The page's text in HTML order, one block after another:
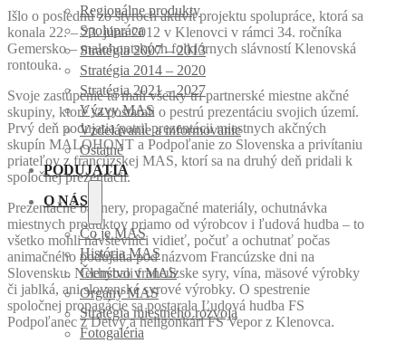
Regionálne produkty
Spolupráca
Stratégia 2007 – 2013
Stratégia 2014 – 2020
Stratégia 2021 – 2027
Výzvy MAS
Vzdelávanie a informovanie
Ostatné
PODUJATIA
O NÁS
Čo je MAS
História MAS
Členstvo v MAS
Orgány MAS
Stratégia miestneho rozvoja
Fotogaléria
Išlo o poslednú zo štyroch aktivít projektu spolupráce, ktorá sa
konala 22. – 23. júna 2012 v Klenovci v rámci 34. ročníka
Gemersko – malohontských folklórnych slávností Klenovská
rontouka.
Svoje zastúpenie tu mali všetky tri partnerské miestne akčné
skupiny, ktoré sa postarali o pestrú prezentáciu svojich území.
Prvý deň podujatia patril prezentácii miestnych akčných
skupín MALOHONT a Podpoľanie zo Slovenska a privítaniu
priateľov z francúzskej MAS, ktorí sa na druhý deň pridali k
spoločnej prezentácii.
Prezentačné bannery, propagačné materiály, ochutnávka
miestnych produktov priamo od výrobcov i ľudová hudba – to
všetko mohli návštevníci vidieť, počuť a ochutnať počas
animačného podujatia pod názvom Francúzske dni na
Slovensku. Nechýbali francúzske syry, vína, mäsové výrobky
či jablká, ani slovenské syrové výrobky. O spestrenie
spoločnej propagácie sa postarala Ľudová hudba FS
Podpoľanec z Detvy a heligonkári FS Vepor z Klenovca.